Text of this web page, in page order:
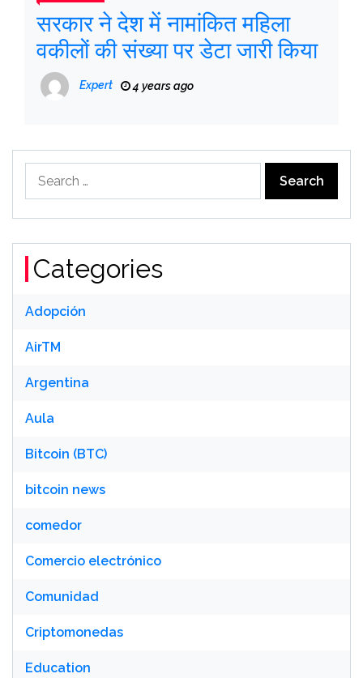
सरकार ने देश में नामांकित महिला
वकीलों की संख्या पर डेटा जारी किया
Expert 4 years ago
for:
Categories
Adopción
AirTM
Argentina
Aula
Bitcoin (BTC)
bitcoin news
comedor
Comercio electrónico
Comunidad
Criptomonedas
Education